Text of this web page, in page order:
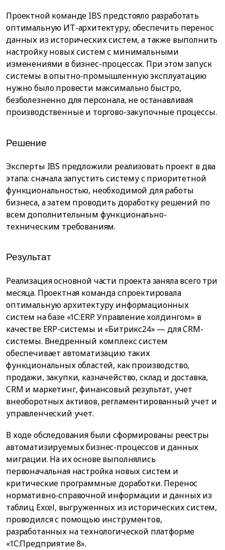
Проектной команде IBS предстояло разработать
оптимальную ИТ-архитектуру, обеспечить перенос
данных из исторических систем, а также выполнить
настройку новых систем с минимальными
изменениями в бизнес-процессах. При этом запуск
системы в опытно-промышленную эксплуатацию
нужно было провести максимально быстро,
безболезненно для персонала, не останавливая
производственные и торгово-закупочные процессы.
Решение
Эксперты IBS предложили реализовать проект в два
этапа: сначала запустить систему с приоритетной
функциональностью, необходимой для работы
бизнеса, а затем проводить доработку решений по
всем дополнительным функционально-
техническим требованиям.
Результат
Реализация основной части проекта заняла всего три
месяца. Проектная команда спроектировала
оптимальную архитектуру информационных
систем на базе «1С:ERP. Управление холдингом» в
качестве ERP-системы и «Битрикс24» — для CRM-
системы. Внедренный комплекс систем
обеспечивает автоматизацию таких
функциональных областей, как производство,
продажи, закупки, казначейство, склад и доставка,
CRM и маркетинг, финансовый результат, учет
внеоборотных активов, регламентированный учет и
управленческий учет.
В ходе обследования были сформированы реестры
автоматизируемых бизнес-процессов и данных
миграции. На их основе выполнялись
первоначальная настройка новых систем и
критические программные доработки. Перенос
нормативно-справочной информации и данных из
таблиц Excel, выгруженных из исторических систем,
проводился с помощью инструментов,
разработанных на технологической платформе
«1С:Предприятие 8».